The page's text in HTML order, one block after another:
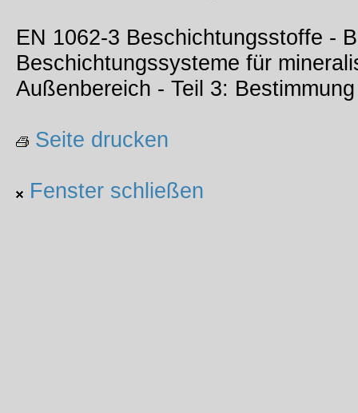
EN 1062-3 Beschichtungsstoffe -
Beschichtungssysteme für
Außenbereich - Teil 3:
Seite drucken
Fenster schließen